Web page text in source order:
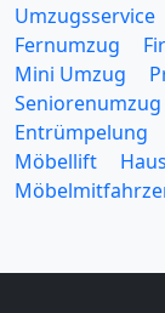
Umzugsservice
Fernumzug
Mini Umzug
Seniorenumzug
Entrümpelung
Möbellift